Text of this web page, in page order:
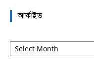
আর্কাইভ
আর্কাইভ